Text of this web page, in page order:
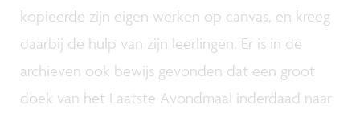
kopieerde zijn eigen werken op canvas, en kreeg
daarbij de hulp van zijn leerlingen. Er is in de
archieven ook bewijs gevonden dat een groot
doek van het Laatste Avondmaal inderdaad naar